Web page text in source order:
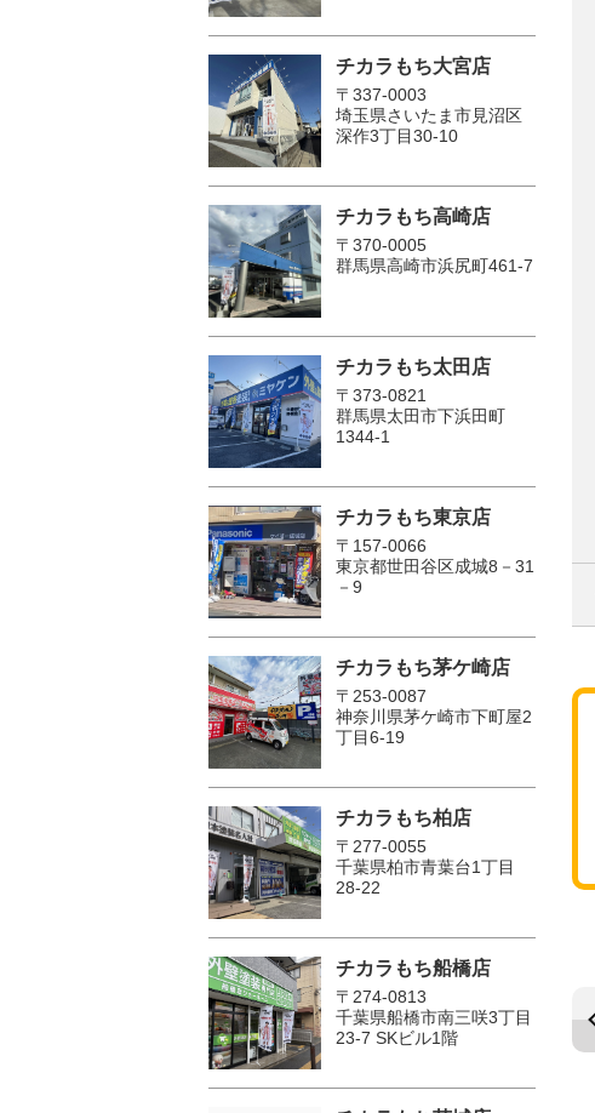
チカラもち大宮店
〒337-0003
埼玉県さいたま市見沼区
深作3丁目30-10
チカラもち高崎店
〒370-0005
群馬県高崎市浜尻町461-7
チカラもち太田店
〒373-0821
群馬県太田市下浜田町
1344-1
チカラもち東京店
〒157-0066
東京都世田谷区成城8－31
－9
チカラもち茅ケ崎店
〒253-0087
神奈川県茅ケ崎市下町屋2
丁目6-19
チカラもち柏店
〒277-0055
千葉県柏市青葉台1丁目
28-22
チカラもち船橋店
〒274-0813
千葉県船橋市南三咲3丁目
23-7 SKビル1階